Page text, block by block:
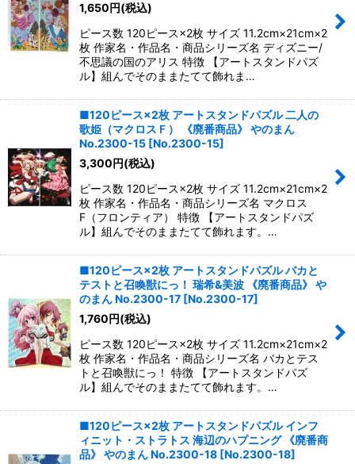
1,650円(税込)
ピース数 120ピース×2枚 サイズ 11.2cm×21cm×2
枚 作家名・作品名・商品シリーズ名 ディズニー/
不思議の国のアリス 特徴 【アートスタンドパズ
ル】組んでそのままたてて飾れま…
■120ピース×2枚 アートスタンドパズル 二人の
歌姫（マクロスＦ） 《廃番商品》 やのまん
No.2300-15 [No.2300-15]
3,300円(税込)
ピース数 120ピース×2枚 サイズ 11.2cm×21cm×2
枚 作家名・作品名・商品シリーズ名 マクロス
F（フロンティア） 特徴 【アートスタンドパズ
ル】組んでそのままたてて飾れます。…
■120ピース×2枚 アートスタンドパズル バカと
テストと召喚獣にっ！ 瑞希&美波 《廃番商品》 や
のまん No.2300-17 [No.2300-17]
1,760円(税込)
ピース数 120ピース×2枚 サイズ 11.2cm×21cm×2
枚 作家名・作品名・商品シリーズ名 バカとテス
トと召喚獣にっ！ 特徴 【アートスタンドパズ
ル】組んでそのままたてて飾れます。…
■120ピース×2枚 アートスタンドパズル インフ
ィニット・ストラトス 海辺のハプニング 《廃番商
品》 やのまん No.2300-18 [No.2300-18]